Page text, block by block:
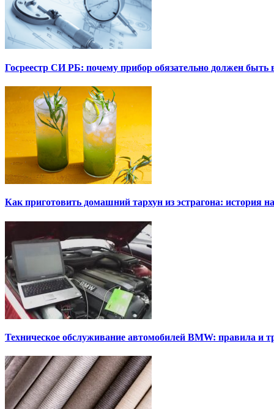
Госреестр СИ РБ: почему прибор обязательно должен быть
Как приготовить домашний тархун из эстрагона: история
Техническое обслуживание автомобилей BMW: правила и